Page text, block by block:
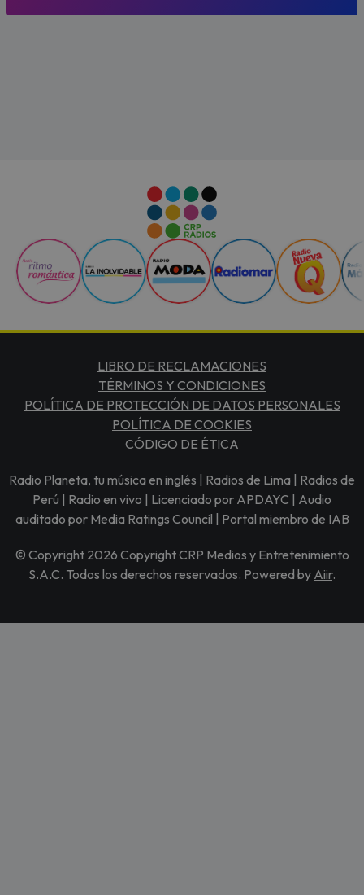
LIBRO DE RECLAMACIONES
TÉRMINOS Y CONDICIONES
POLÍTICA DE PROTECCIÓN DE DATOS PERSONALES
POLÍTICA DE COOKIES
CÓDIGO DE ÉTICA
Radio Planeta, tu música en inglés | Radios de Lima | Radios de
Perú | Radio en vivo | Licenciado por APDAYC | Audio
auditado por Media Ratings Council | Portal miembro de IAB
© Copyright 2026 Copyright CRP Medios y Entretenimiento
S.A.C. Todos los derechos reservados. Powered by Aiir.